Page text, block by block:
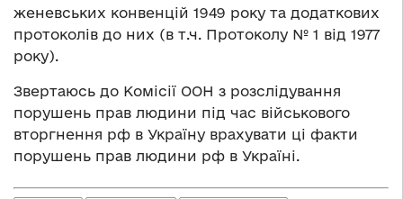
женевських конвенцій 1949 року та додаткових
протоколів до них (в т.ч. Протоколу № 1 від 1977
року).
Звертаюсь до Комісії ООН з розслідування
порушень прав людини під час військового
вторгнення рф в Україну врахувати ці факти
порушень прав людини рф в Україні.